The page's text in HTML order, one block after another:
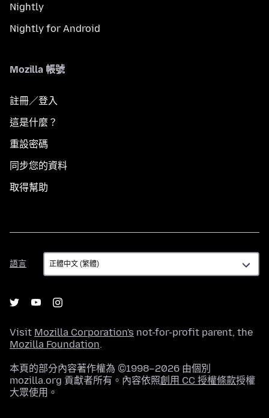
Nightly
Nightly for Android
Mozilla 帳號
註冊／登入
這是什麼？
重設密碼
同步您的資料
取得幫助
語言
語
言
Visit Mozilla Corporation's not-for-profit parent, the
Mozilla Foundation.
本頁的部分內容著作權為 ©1998–2026 由個別
mozilla.org 貢獻者所有。內容依照創用 CC 授權條款授權
大眾使用。